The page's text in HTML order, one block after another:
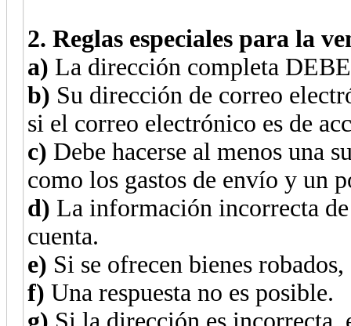
2. Reglas especiales para la
a) La dirección completa
b) Su dirección de correo
si el correo electrónico es de
c) Debe hacerse al menos una
como los gastos de envío y un
d) La información incorrecta
cuenta.
e) Si se ofrecen bienes
f) Una respuesta no es posible.